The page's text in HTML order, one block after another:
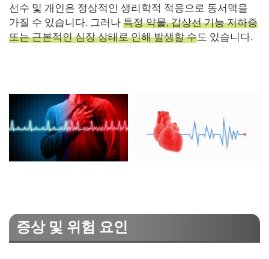
선수 및 개인은 정상적인 생리학적 적응으로 동서맥을
가질 수 있습니다. 그러나 특정 약물, 갑상선 기능 저하증
또는 근본적인 심장 상태로 인해 발생할 수도 있습니다.
증상 및 위험 요인